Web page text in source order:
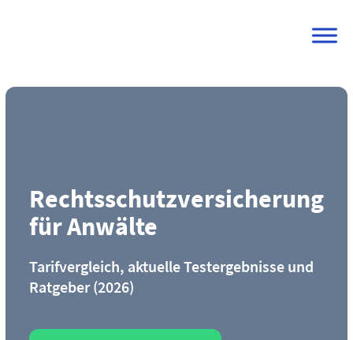
Rechtsschutz­versicherung
für Anwälte
Tarifvergleich, aktuelle Testergebnisse und
Ratgeber (2026)